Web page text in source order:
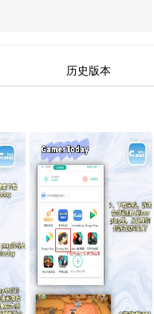
历史版本